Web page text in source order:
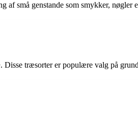
små genstande som smykker, nøgler
træsorter er populære valg på